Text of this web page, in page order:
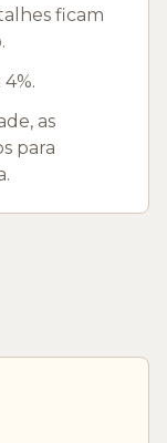
ficam
as
para